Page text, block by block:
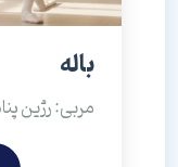
باله
مربی: رژین